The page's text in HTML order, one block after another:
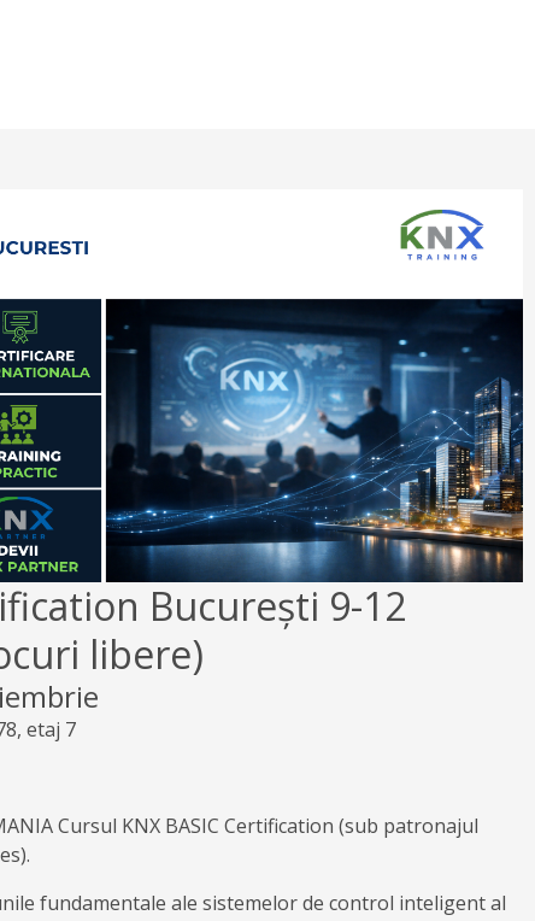
București 9-12
libere)
etaj 7
Cursul KNX BASIC Certification (sub patronajul
fundamentale ale sistemelor de control inteligent al